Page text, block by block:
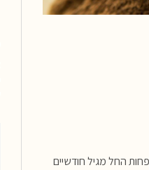
החל מגיל חודשיים